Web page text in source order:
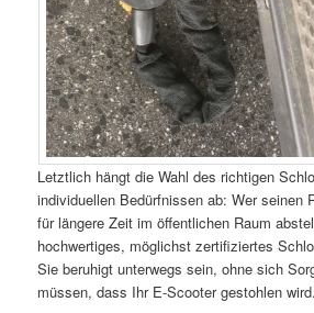
Letztlich hängt die Wahl des richtigen
individuellen Bedürfnissen ab: Wer seinen
für längere Zeit im öffentlichen Raum
hochwertiges, möglichst zertifiziertes
Sie beruhigt unterwegs sein, ohne sich
müssen, dass Ihr E-Scooter gestohlen wird.